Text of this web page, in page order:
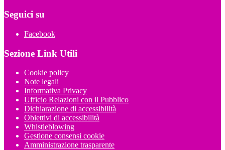
Seguici su
Facebook
Sezione Link Utili
Cookie policy
Note legali
Informativa Privacy
Ufficio Relazioni con il Pubblico
Dichiarazione di accessibilità
Obiettivi di accessibilità
Whistleblowing
Gestione consensi cookie
Amministrazione trasparente